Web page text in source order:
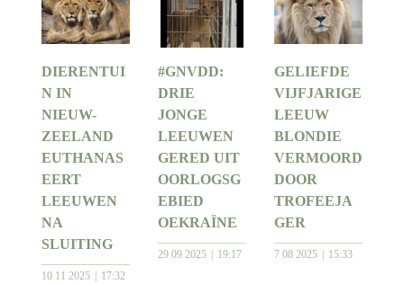
DIERENTUI
N IN
NIEUW-
ZEELAND
EUTHANAS
EERT
LEEUWEN
NA
SLUITING
10 11 2025 17:32
#GNVDD:
DRIE
JONGE
LEEUWEN
GERED UIT
OORLOGSG
EBIED
OEKRAÏNE
29 09 2025 19:17
GELIEFDE
VIJFJARIGE
LEEUW
BLONDIE
VERMOORD
DOOR
TROFEEJA
GER
7 08 2025 15:33